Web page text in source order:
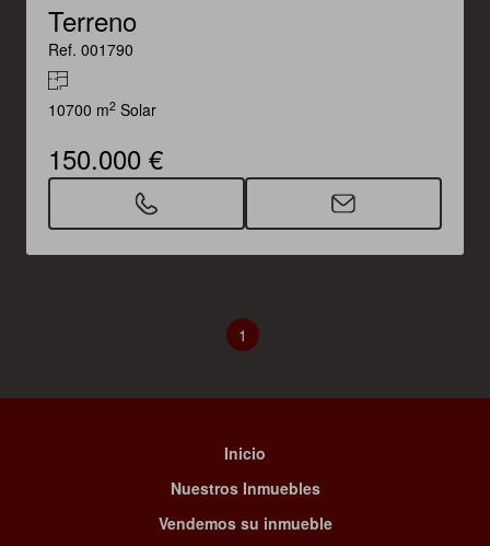
Terreno
Ref. 001790
10700 m2 Solar
150.000 €
1
Inicio
Nuestros Inmuebles
Vendemos su inmueble